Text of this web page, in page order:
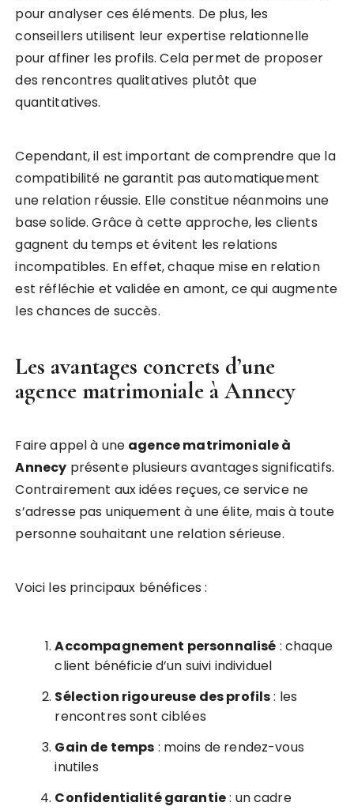
pour analyser ces éléments. De plus, les
conseillers utilisent leur expertise relationnelle
pour affiner les profils. Cela permet de proposer
des rencontres qualitatives plutôt que
quantitatives.
Cependant, il est important de comprendre que la
compatibilité ne garantit pas automatiquement
une relation réussie. Elle constitue néanmoins une
base solide. Grâce à cette approche, les clients
gagnent du temps et évitent les relations
incompatibles. En effet, chaque mise en relation
est réfléchie et validée en amont, ce qui augmente
les chances de succès.
Les avantages concrets d’une
agence matrimoniale à Annecy
Faire appel à une agence matrimoniale à
Annecy présente plusieurs avantages significatifs.
Contrairement aux idées reçues, ce service ne
s’adresse pas uniquement à une élite, mais à toute
personne souhaitant une relation sérieuse.
Voici les principaux bénéfices :
Accompagnement personnalisé : chaque
client bénéficie d’un suivi individuel
Sélection rigoureuse des profils: les
rencontres sont ciblées
Gain de temps : moins de rendez-vous
inutiles
Confidentialité garantie: un cadre